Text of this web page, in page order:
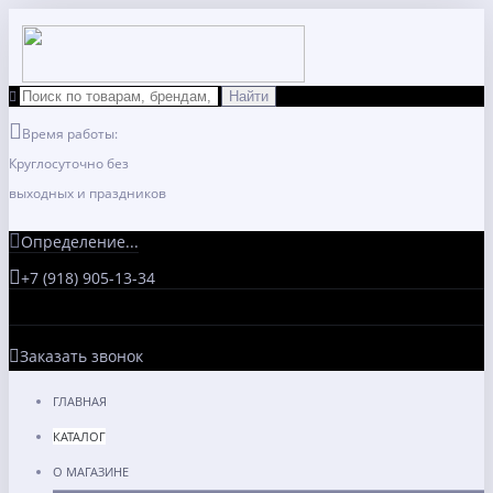
Время работы:
Круглосуточно без
выходных и праздников
Определение...
+7 (918) 905-13-34
Заказать звонок
ГЛАВНАЯ
КАТАЛОГ
О МАГАЗИНЕ